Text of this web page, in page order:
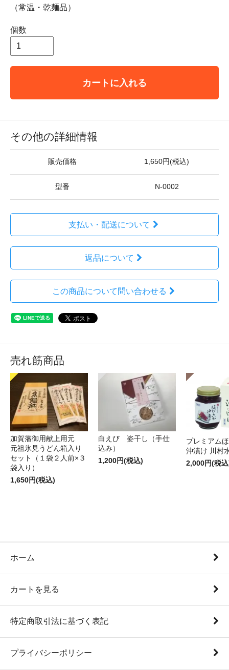
（常温・乾麺品）
個数
カートに入れる
その他の詳細情報
販売価格 1,650円(税込)
型番 N-0002
支払い・配送について
返品について
この商品について問い合わせる
売れ筋商品
加賀藩御用献上用元
元祖氷見うどん箱入り
セット（１袋２人前×３
袋入り）
1,650円(税込)
白えび 姿干し（手仕
込み）
1,200円(税込)
プレミアム
沖漬け 川村
2,000円(税
ホーム
カートを見る
特定商取引法に基づく表記
プライバシーポリシー